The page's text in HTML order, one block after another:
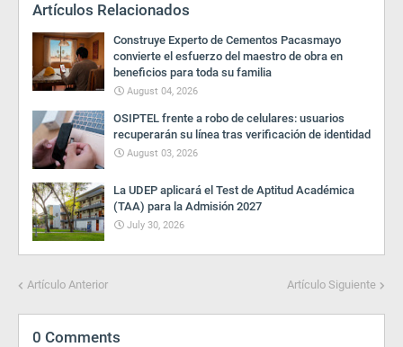
Artículos Relacionados
Construye Experto de Cementos Pacasmayo
convierte el esfuerzo del maestro de obra en
beneficios para toda su familia
August 04, 2026
OSIPTEL frente a robo de celulares: usuarios
recuperarán su línea tras verificación de identidad
August 03, 2026
La UDEP aplicará el Test de Aptitud Académica
(TAA) para la Admisión 2027
July 30, 2026
Artículo Anterior Artículo Siguiente
0 Comments